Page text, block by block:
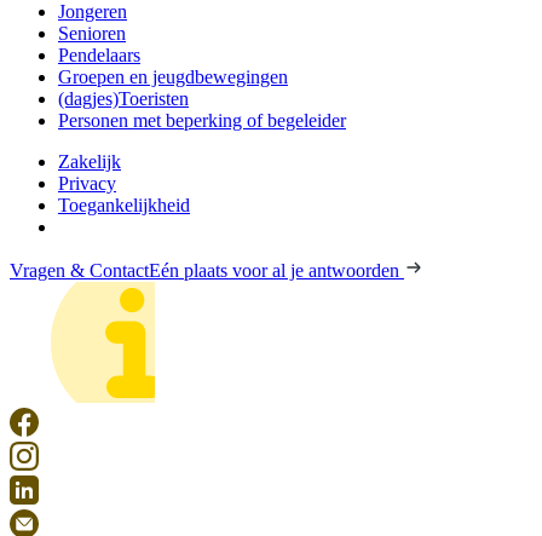
Jongeren
Senioren
Pendelaars
Groepen en jeugdbewegingen
(dagjes)Toeristen
Personen met beperking of begeleider
Zakelijk
Privacy
Toegankelijkheid
Vragen & ContactEén plaats voor al je antwoorden